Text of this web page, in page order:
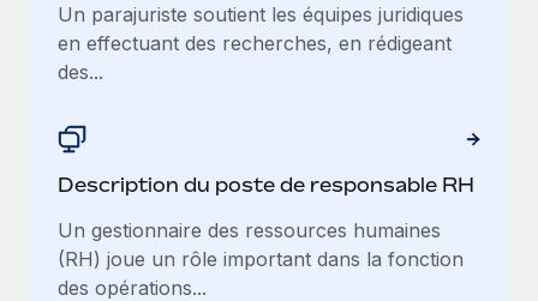
Un parajuriste soutient les équipes juridiques
en effectuant des recherches, en rédigeant
des...
Description du poste de responsable RH
Un gestionnaire des ressources humaines
(RH) joue un rôle important dans la fonction
des opérations...